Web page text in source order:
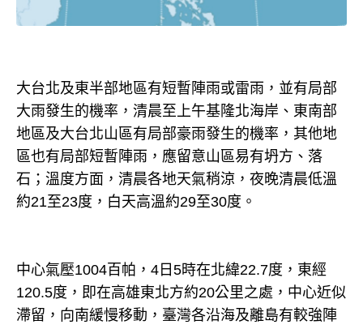
大台北及東半部地區有短暫陣雨或雷雨，並有局部
大雨發生的機率，清晨至上午基隆北海岸、東南部
地區及大台北山區有局部豪雨發生的機率，其他地
區也有局部短暫陣雨，應留意山區易有坍方、落
石；溫度方面，清晨各地天氣稍涼，夜晚清晨低溫
約21至23度，白天高溫約29至30度。
中心氣壓1004百帕，4日5時在北緯22.7度，東經
120.5度，即在高雄東北方約20公里之處，中心近似
滯留，向南緩慢移動，臺灣各沿海及離島有較強陣